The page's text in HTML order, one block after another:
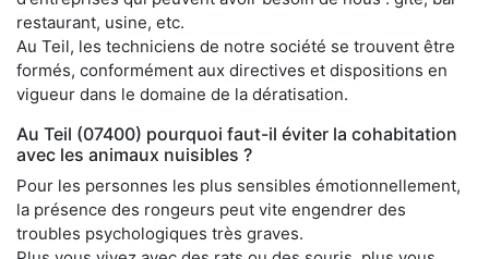
restaurant, usine, etc.
Au Teil, les techniciens de notre société se trouvent être
formés, conformément aux directives et dispositions en
vigueur dans le domaine de la dératisation.
Au Teil (07400) pourquoi faut-il éviter la cohabitation
avec les animaux nuisibles ?
Pour les personnes les plus sensibles émotionnellement,
la présence des rongeurs peut vite engendrer des
troubles psychologiques très graves.